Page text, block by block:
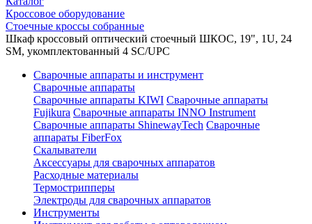
Кроссовое оборудование
Стоечные кроссы собранные
Шкаф кроссовый оптический стоечный ШКОС, 19", 1U, 24
SM, укомплектованный 4 SC/UPC
Сварочные аппараты и инструмент
Сварочные аппараты
Сварочные аппараты KIWI Сварочные аппараты
Fujikura Сварочные аппараты INNO Instrument
Сварочные аппараты ShinewayTech Cварочные
аппараты FiberFox
Скалыватели
Аксессуары для сварочных аппаратов
Расходные материалы
Термострипперы
Электроды для сварочных аппаратов
Инструменты